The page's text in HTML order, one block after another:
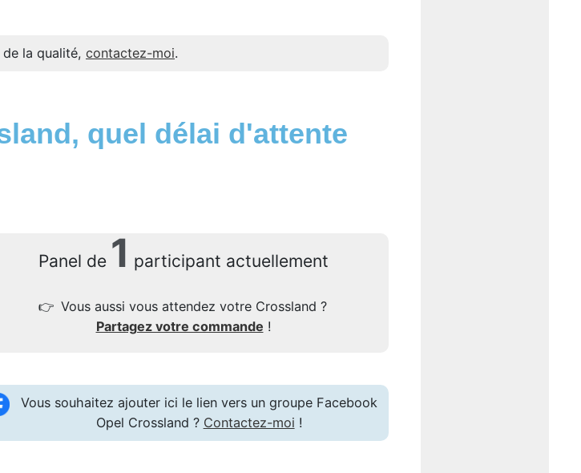
de la qualité, contactez-moi.
quel délai d'attente
Panel de 1 participant actuellement
👉 Vous aussi vous attendez votre Crossland ?
Partagez votre commande !
Vous souhaitez ajouter ici le lien vers un groupe Facebook
Opel Crossland ? Contactez-moi !